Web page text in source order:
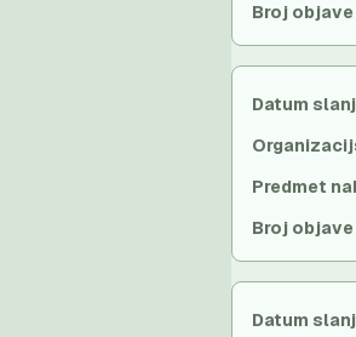
Broj objave
Datum
Predmet
Broj objave
Datum